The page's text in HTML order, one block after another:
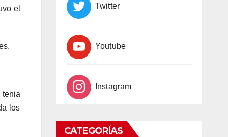
el
tenia
los
Twitter
Youtube
Instagram
CATEGORÍAS